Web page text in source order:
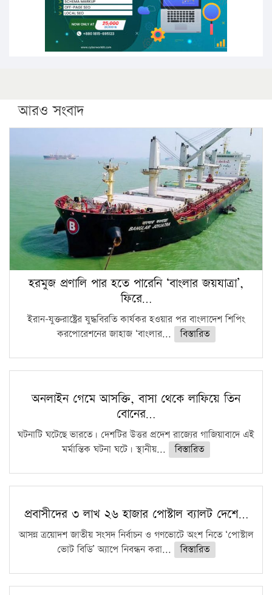
ফরিদগঞ্জে আগুনে পুড়লো ৬ ব্যবসা প্রতিষ্ঠান
আরও সংবাদ
হরমুজ প্রণালি পার হতে পারেনি ‘বাংলার জয়যাত্রা’,
ফিরে…
ইরান-যুক্তরাষ্ট্রের যুদ্ধবিরতি কার্যকর হওয়ার পর বাংলাদেশ শিপিং
করপোরেশনের জাহাজ ‘বাংলার...
বিস্তারিত
অনলাইন গেমে আসক্তি, বাসা থেকে লাফিয়ে তিন
বোনের…
ঘটনাটি ঘটেছে ভারতে। দেশটির উত্তর প্রদেশ রাজ্যের গাজিয়াবাদে এই
মর্মান্তিক ঘটনা ঘটে। স্থানীয়...
বিস্তারিত
প্রবাসীদের ৩ লাখ ২৬ হাজার পোস্টাল ব্যালট দেশে…
আসন্ন ত্রয়োদশ জাতীয় সংসদ নির্বাচন ও গণভোটে অংশ নিতে ‘পোস্টাল
ভোট বিডি’ অ্যাপে নিবন্ধন করা...
বিস্তারিত